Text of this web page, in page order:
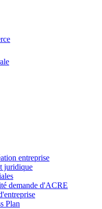
entreprise
juridique
demande d'ACRE
Plan